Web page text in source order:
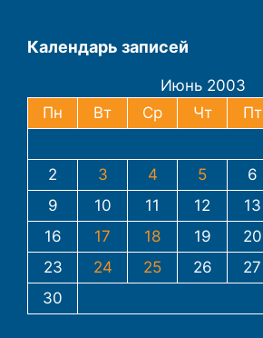
Календарь записей
Июнь 2003
Пн
Вт Ср Чт Пт
2
3 4 5 6
9
10 11 12 13
16
17 18 19 20
23
24 25 26 27
30